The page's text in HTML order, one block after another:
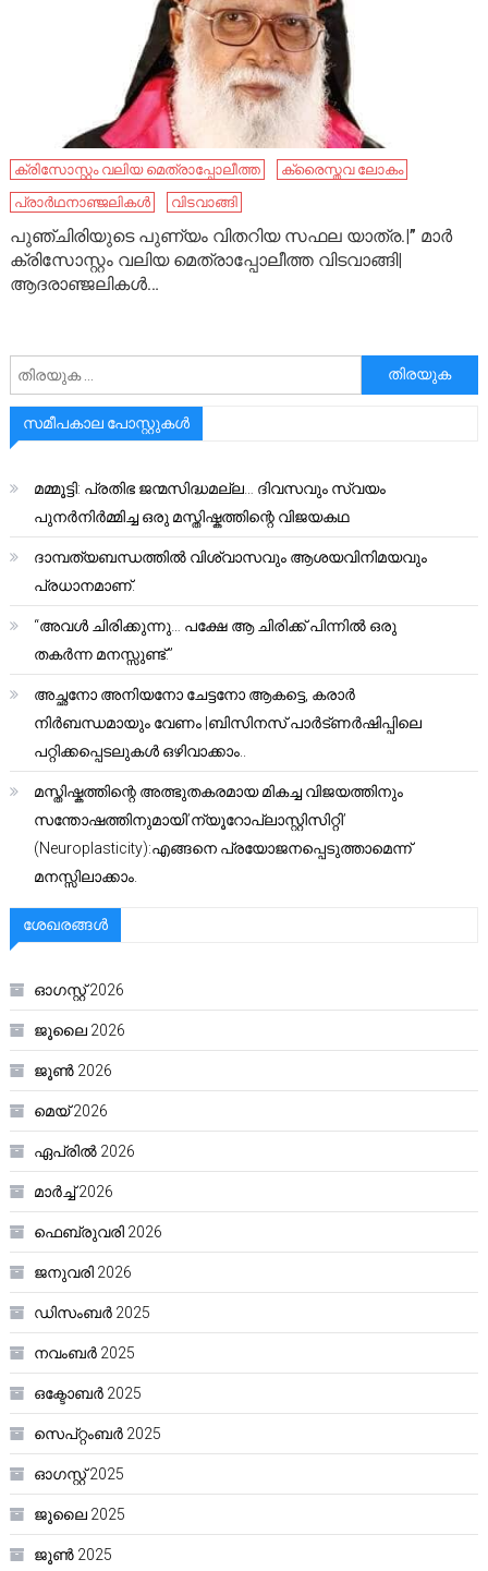
ക്രിസോസ്റ്റം വലിയ മെത്രാപ്പോലീത്ത
ക്രൈസ്തവ ലോകം
പ്രാർഥനാഞ്ജലികൾ
വിടവാങ്ങി
പുഞ്ചിരിയുടെ പുണ്യം വിതറിയ സഫല യാത്ര.|” മാർ
ക്രിസോസ്റ്റം വലിയ മെത്രാപ്പോലീത്ത വിടവാങ്ങി|
ആദരാഞ്ജലികൾ…
അനേഷിക്കുക
സമീപകാല പോസ്റ്റുകൾ
മമ്മൂട്ടി: പ്രതിഭ ജന്മസിദ്ധമല്ല… ദിവസവും സ്വയം
പുനർനിർമ്മിച്ച ഒരു മസ്തിഷ്കത്തിന്റെ വിജയകഥ
ദാമ്പത്യബന്ധത്തിൽ വിശ്വാസവും ആശയവിനിമയവും
പ്രധാനമാണ്.
“അവൾ ചിരിക്കുന്നു… പക്ഷേ ആ ചിരിക്ക് പിന്നിൽ ഒരു
തകർന്ന മനസ്സുണ്ട്.”
അച്ഛനോ അനിയനോ ചേട്ടനോ ആകട്ടെ, കരാർ
നിർബന്ധമായും വേണം |ബിസിനസ് പാർട്ണർഷിപ്പിലെ
പറ്റിക്കപ്പെടലുകൾ ഒഴിവാക്കാം..
മസ്തിഷ്കത്തിന്റെ അത്ഭുതകരമായ മികച്ച വിജയത്തിനും
സന്തോഷത്തിനുമായി’ന്യൂറോപ്ലാസ്റ്റിസിറ്റി’
(Neuroplasticity):എങ്ങനെ പ്രയോജനപ്പെടുത്താമെന്ന്
മനസ്സിലാക്കാം.
ശേഖരങ്ങൾ
ഓഗസ്റ്റ്‌ 2026
ജൂലൈ 2026
ജൂൺ 2026
മെയ്‌ 2026
ഏപ്രിൽ 2026
മാർച്ച്‌ 2026
ഫെബ്രുവരി 2026
ജനുവരി 2026
ഡിസംബർ 2025
നവംബർ 2025
ഒക്ടോബർ 2025
സെപ്റ്റംബർ 2025
ഓഗസ്റ്റ്‌ 2025
ജൂലൈ 2025
ജൂൺ 2025